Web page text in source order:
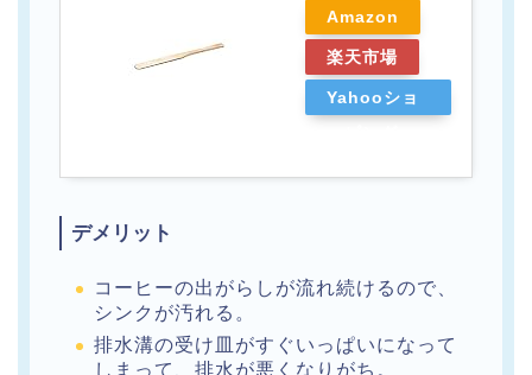
Amazon
楽天市場
Yahooショ
デメリット
コーヒーの出がらしが流れ続けるので、
シンクが汚れる。
排水溝の受け皿がすぐいっぱいになって
しまって、排水が悪くなりがち。